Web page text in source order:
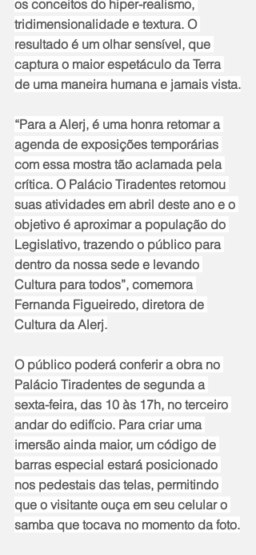
os conceitos do hiper-realismo,
tridimensionalidade e textura. O
resultado é um olhar sensível, que
captura o maior espetáculo da Terra
de uma maneira humana e jamais vista.
“Para a Alerj, é uma honra retomar a
agenda de exposições temporárias
com essa mostra tão aclamada pela
crítica. O Palácio Tiradentes retomou
suas atividades em abril deste ano e o
objetivo é aproximar a população do
Legislativo, trazendo o público para
dentro da nossa sede e levando
Cultura para todos”, comemora
Fernanda Figueiredo, diretora de
Cultura da Alerj.
O público poderá conferir a obra no
Palácio Tiradentes de segunda a
sexta-feira, das 10 às 17h, no terceiro
andar do edifício. Para criar uma
imersão ainda maior, um código de
barras especial estará posicionado
nos pedestais das telas, permitindo
que o visitante ouça em seu celular o
samba que tocava no momento da foto.